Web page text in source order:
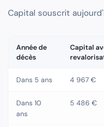
Capital souscrit
Année de
décès
Capital
Dans 5 ans 4 967 €
Dans 10
ans
5 486 €